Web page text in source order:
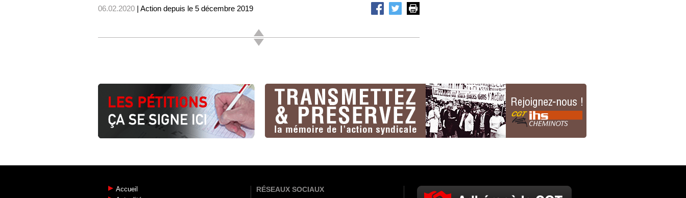
06.02.2020 | Action depuis le 5 décembre 2019
Accueil
RÉSEAUX SOCIAUX